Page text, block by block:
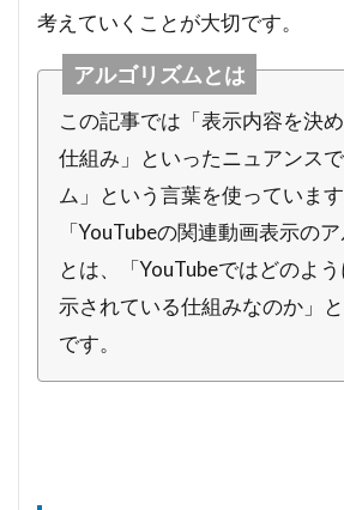
考えていくことが大切です。
アルゴリズムとは
この記事では「表示内容を決
仕組み」といったニュアンス
ム」という言葉を使っています
「YouTubeの関連動画表示のア
とは、「YouTubeではどのよ
示されている仕組みなのか」
です。